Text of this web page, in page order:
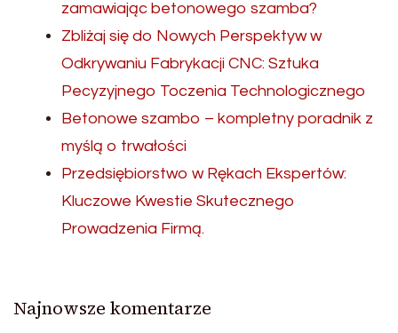
zamawiając betonowego szamba?
Zbliżaj się do Nowych Perspektyw w
Odkrywaniu Fabrykacji CNC: Sztuka
Pecyzyjnego Toczenia Technologicznego
Betonowe szambo – kompletny poradnik z
myślą o trwałości
Przedsiębiorstwo w Rękach Ekspertów:
Kluczowe Kwestie Skutecznego
Prowadzenia Firmą.
Najnowsze komentarze